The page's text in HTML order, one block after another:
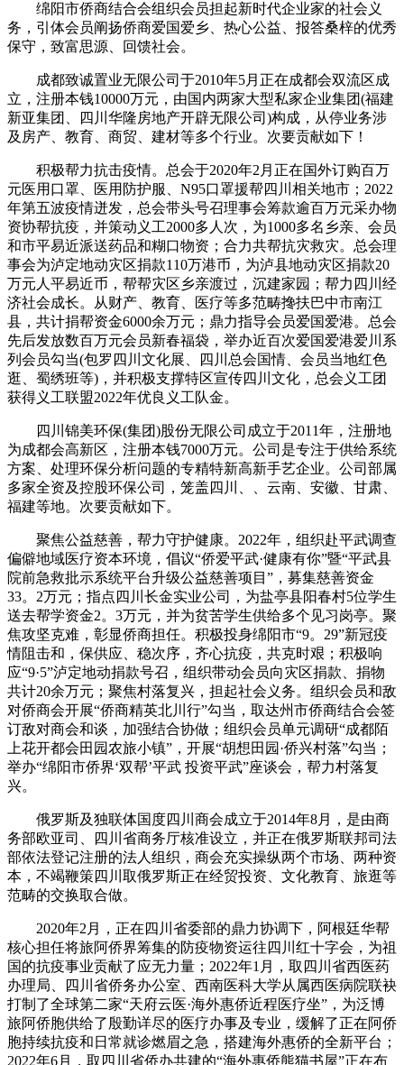
绵阳市侨商结合会组织会员担起新时代企业家的社会义
务，引体会员阐扬侨商爱国爱乡、热心公益、报答桑梓的优秀
保守，致富思源、回馈社会。
成都致诚置业无限公司于2010年5月正在成都会双流区成
立，注册本钱10000万元，由国内两家大型私家企业集团(福建
新亚集团、四川华隆房地产开辟无限公司)构成，从停业务涉
及房产、教育、商贸、建材等多个行业。次要贡献如下！
积极帮力抗击疫情。总会于2020年2月正在国外订购百万
元医用口罩、医用防护服、N95口罩援帮四川相关地市；2022
年第五波疫情迸发，总会带头号召理事会筹款逾百万元采办物
资协帮抗疫，并策动义工2000多人次，为1000多名乡亲、会员
和市平易近派送药品和糊口物资；合力共帮抗灾救灾。总会理
事会为泸定地动灾区捐款110万港币，为泸县地动灾区捐款20
万元人平易近币，帮帮灾区乡亲渡过，沉建家园；帮力四川经
济社会成长。从财产、教育、医疗等多范畴搀扶巴中市南江
县，共计捐帮资金6000余万元；鼎力指导会员爱国爱港。总会
先后发放数百万元会员新春福袋，举办近百次爱国爱港爱川系
列会员勾当(包罗四川文化展、四川总会国情、会员当地红色
逛、蜀绣班等)，并积极支撑特区宣传四川文化，总会义工团
获得义工联盟2022年优良义工队金。
四川锦美环保(集团)股份无限公司成立于2011年，注册地
为成都会高新区，注册本钱7000万元。公司是专注于供给系统
方案、处理环保分析问题的专精特新高新手艺企业。公司部属
多家全资及控股环保公司，笼盖四川、、云南、安徽、甘肃、
福建等地。次要贡献如下。
聚焦公益慈善，帮力守护健康。2022年，组织赴平武调查
偏僻地域医疗资本环境，倡议“侨爱平武·健康有你”暨“平武县
院前急救批示系统平台升级公益慈善项目”，募集慈善资金
33。2万元；指点四川长金实业公司，为盐亭县阳春村5位学生
送去帮学资金2。3万元，并为贫苦学生供给多个见习岗亭。聚
焦攻坚克难，彰显侨商担任。积极投身绵阳市“9。29”新冠疫
情阻击和，保供应、稳次序，齐心抗疫，共克时艰；积极响
应“9·5”泸定地动捐款号召，组织带动会员向灾区捐款、捐物
共计20余万元；聚焦村落复兴，担起社会义务。组织会员和敌
对侨商会开展“侨商精英北川行”勾当，取达州市侨商结合会签
订敌对商会和谈，加强结合协做；组织会员单元调研“成都陌
上花开都会田园农旅小镇”，开展“胡想田园·侨兴村落”勾当；
举办“绵阳市侨界‘双帮’平武 投资平武”座谈会，帮力村落复
兴。
俄罗斯及独联体国度四川商会成立于2014年8月，是由商
务部欧亚司、四川省商务厅核准设立，并正在俄罗斯联邦司法
部依法登记注册的法人组织，商会充实操纵两个市场、两种资
本，不竭鞭策四川取俄罗斯正在经贸投资、文化教育、旅逛等
范畴的交换取合做。
2020年2月，正在四川省委部的鼎力协调下，阿根廷华帮
核心担任将旅阿侨界筹集的防疫物资运往四川红十字会，为祖
国的抗疫事业贡献了应无力量；2022年1月，取四川省西医药
办理局、四川省侨务办公室、西南医科大学从属西医病院联袂
打制了全球第二家“天府云医·海外惠侨近程医疗坐”，为泛博
旅阿侨胞供给了殷勤详尽的医疗办事及专业，缓解了正在阿侨
胞持续抗疫和日常就诊燃眉之急，搭建海外惠侨的全新平台；
2022年6月，取四川省侨办共建的“海外惠侨熊猫书屋”正在布